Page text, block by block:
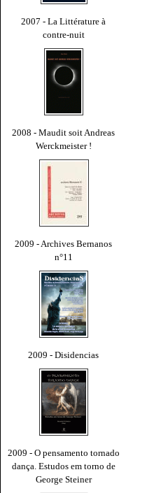
2007 - La Littérature à
contre-nuit
2008 - Maudit soit Andreas
Werckmeister !
2009 - Archives Bernanos
n°11
2009 - Disidencias
2009 - O pensamento tornado
dança. Estudos em torno de
George Steiner